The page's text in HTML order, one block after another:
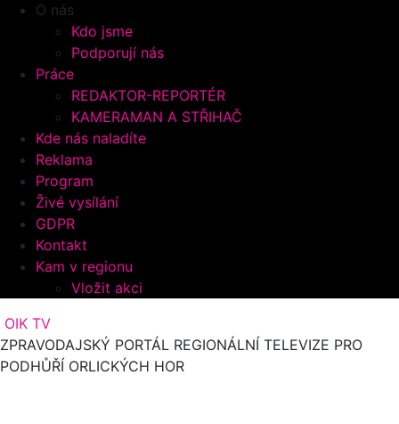
O nás
Kdo jsme
Podporují nás
Práce
REDAKTOR-REPORTÉR
KAMERAMAN A STŘIHAČ
Kde nás naladíte
Reklama
Program
Živé vysílání
GDPR
Kontakt
Kam v regionu
Vložit akci
OIK TV
ZPRAVODAJSKÝ PORTÁL REGIONÁLNÍ TELEVIZE PRO
PODHŮŘÍ ORLICKÝCH HOR